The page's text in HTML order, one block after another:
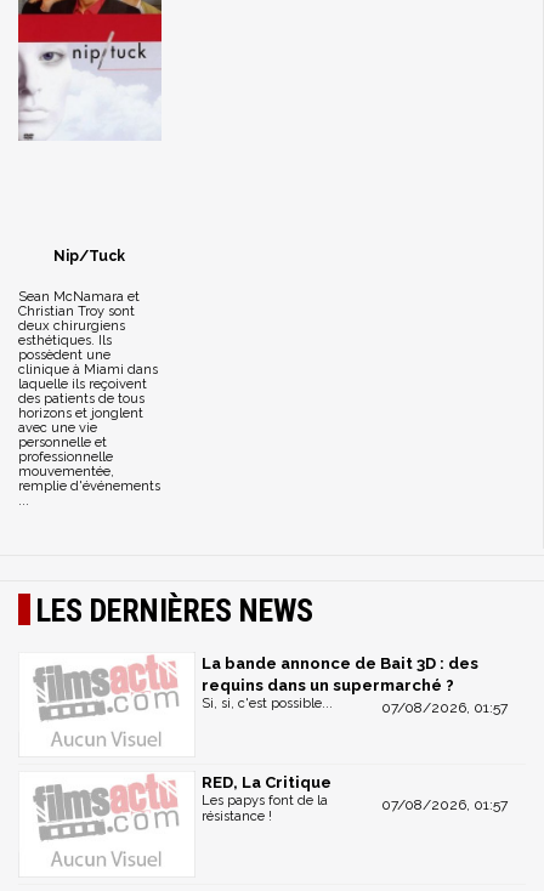
Nip/Tuck
Sean McNamara et
Christian Troy sont
deux chirurgiens
esthétiques. Ils
possèdent une
clinique à Miami dans
laquelle ils reçoivent
des patients de tous
horizons et jonglent
avec une vie
personnelle et
professionnelle
mouvementée,
remplie d'événements
...
LES DERNIÈRES NEWS
La bande annonce de Bait 3D : des
requins dans un supermarché ?
07/08/2026, 01:57
Si, si, c'est possible...
RED, La Critique
07/08/2026, 01:57
Les papys font de la
résistance !